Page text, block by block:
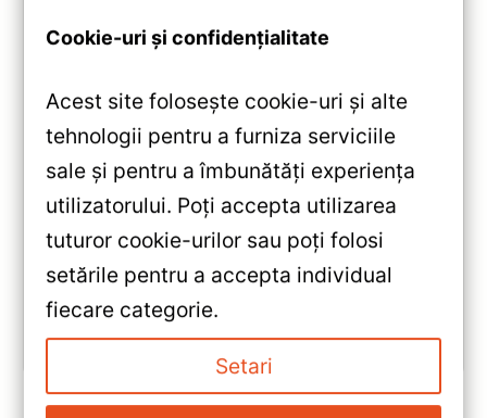
Navigație Teyes CC3 pentru Lexus RX
2015-2022 6+128GB 10.2″ QLED —
Recenzie Detaliată, Testare &
Recomandări
Analiză completă Teyes CC3 pentru Lexus RX:
Android 10, Octa-core 1.8GHz, 6+128GB, ecran QLED
10.2″, DSP audio și conectivitate 4G/Wi‑Fi.
Vezi review!
Cookie-uri și confidențialitate
Acest site folosește cookie-uri și alte
tehnologii pentru a furniza serviciile
sale și pentru a îmbunătăți experiența
utilizatorului. Poți accepta utilizarea
tuturor cookie-urilor sau poți folosi
setările pentru a accepta individual
fiecare categorie.
Setari